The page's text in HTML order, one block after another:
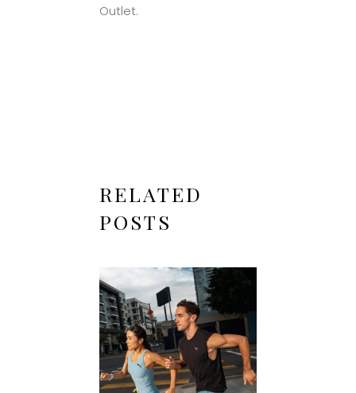
Outlet.
RELATED
POSTS